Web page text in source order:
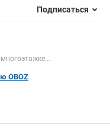
Подписаться
OBOZ